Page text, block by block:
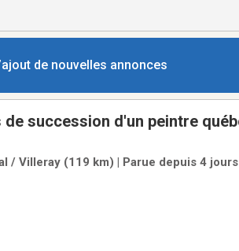
de nouvelles annonces
de succession d'un peintre
/ Villeray (119 km) | Parue depuis 4 jours